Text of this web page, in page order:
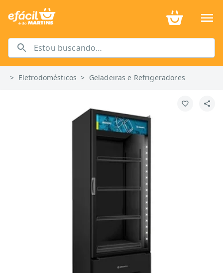
> Eletrodomésticos > Geladeiras e Refrigeradores